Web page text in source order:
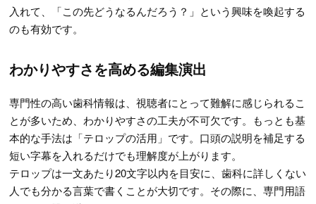
入れて、「この先どうなるんだろう？」という興味を喚起する
のも有効です。
わかりやすさを高める編集演出
専門性の高い歯科情報は、視聴者にとって難解に感じられるこ
とが多いため、わかりやすさの工夫が不可欠です。もっとも基
本的な手法は「テロップの活用」です。口頭の説明を補足する
短い字幕を入れるだけでも理解度が上がります。
テロップは一文あたり20文字以内を目安に、歯科に詳しくない
人でも分かる言葉で書くことが大切です。その際に、専門用語